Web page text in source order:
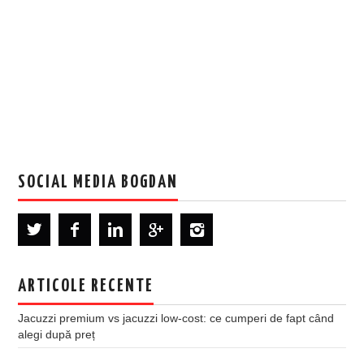
SOCIAL MEDIA BOGDAN
ARTICOLE RECENTE
Jacuzzi premium vs jacuzzi low-cost: ce cumperi de fapt când
alegi după preț